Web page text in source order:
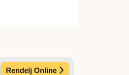
Rendelj Online